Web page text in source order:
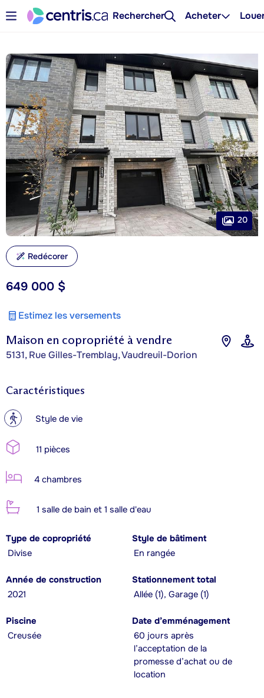
Rechercher Acheter
Maison en copropriété à vendre
5131, Rue Gilles-Tremblay, Vaudreuil-Dorion
649 000 $
Estimez les versements
20
Redécorer
Caractéristiques
? Style de vie
11 pièces
4 chambres
1 salle de bain et 1 salle d'eau
Type de copropriété
Divise
Style de bâtiment
En rangée
Année de construction
2021
Stationnement total
Allée (1), Garage (1)
Piscine
Creusée
Date d’emménagement
60 jours après
l’acceptation de la
promesse d’achat ou de
location